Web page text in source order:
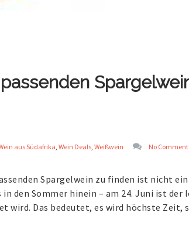
aus Südafrika, Wein Deals, Weißwein No Comment
Spargelwein zu finden ist nicht
den Sommer hinein – am 24. Juni ist der
wird. Das bedeutet, es wird höchste Zeit,